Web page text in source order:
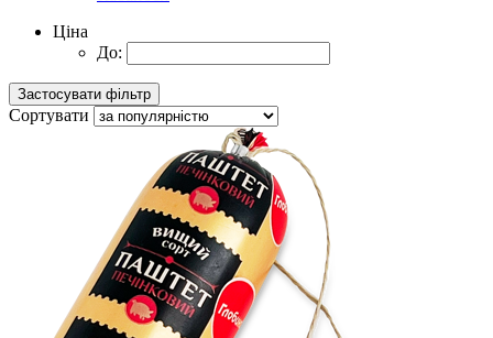
Ціна
До:
Сортувати